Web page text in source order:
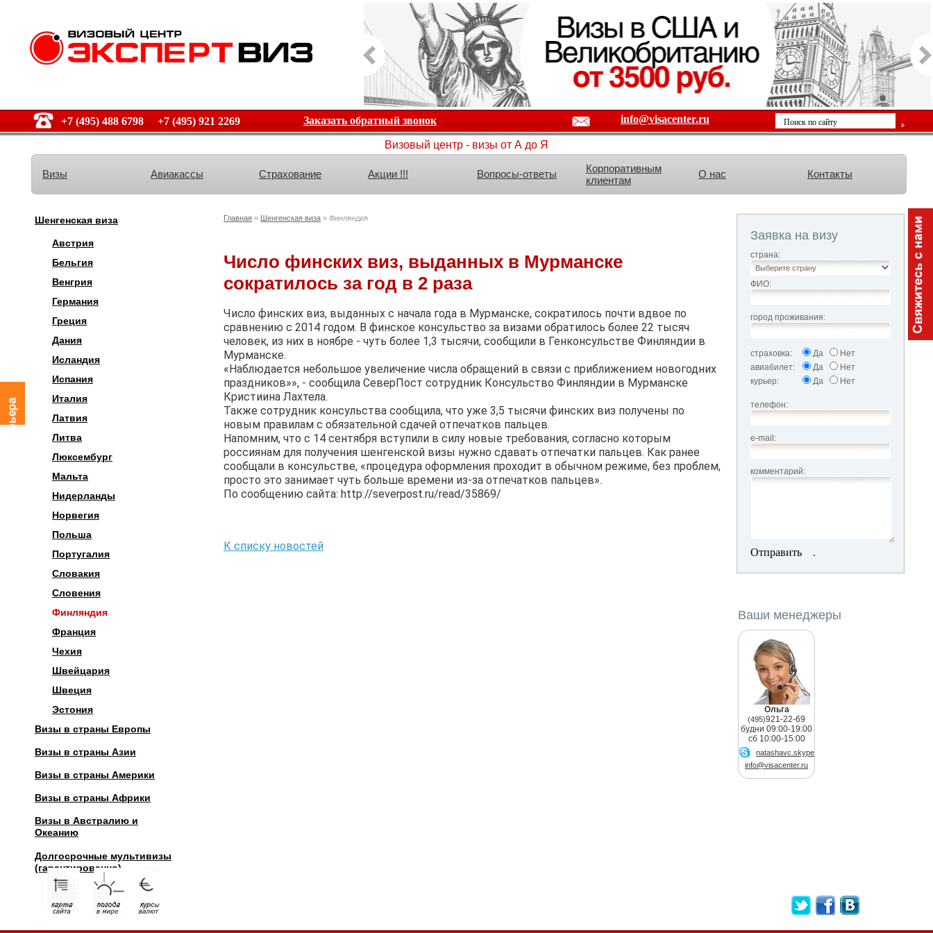
+7 (495) 488 6798 +7 (495) 921 2269 Заказать обратный звонок info@visacenter.ru
Визовый центр - визы от А до Я
Визы Авиакассы Страхование Акции !!! Вопросы-ответы
Корпоративным
клиентам
О нас Контакты
Шенгенская виза
Австрия
Бельгия
Венгрия
Германия
Греция
Дания
Исландия
Испания
Италия
Латвия
Литва
Люксембург
Мальта
Нидерланды
Норвегия
Польша
Португалия
Словакия
Словения
Финляндия
Франция
Чехия
Швейцария
Швеция
Эстония
Визы в страны Европы
Визы в страны Азии
Визы в страны Америки
Визы в страны Африки
Визы в Австралию и
Океанию
Долгосрочные мультивизы
(гарантированно)
Главная » Шенгенская виза » Финляндия
Число финских виз, выданных в Мурманске
сократилось за год в 2 раза
Число финских виз, выданных с начала года в Мурманске, сократилось почти вдвое по
сравнению с 2014 годом. В финское консульство за визами обратилось более 22 тысяч
человек, из них в ноябре - чуть более 1,3 тысячи, сообщили в Генконсульстве Финляндии в
Мурманске.
«Наблюдается небольшое увеличение числа обращений в связи с приближением новогодних
праздников»», - сообщила СеверПост сотрудник Консульство Финляндии в Мурманске
Кристиина Лахтела.
Также сотрудник консульства сообщила, что уже 3,5 тысячи финских виз получены по
новым правилам с обязательной сдачей отпечатков пальцев.
Напомним, что с 14 сентября вступили в силу новые требования, согласно которым
россиянам для получения шенгенской визы нужно сдавать отпечатки пальцев. Как ранее
сообщали в консульстве, «процедура оформления проходит в обычном режиме, без проблем,
просто это занимает чуть больше времени из-за отпечатков пальцев».
По сообщению сайта: http://severpost.ru/read/35869/
К списку новостей
Заявка на визу
страна:
ФИО:
город проживания:
страховка: Да
Нет
авиабилет:
Да
Нет
курьер:
Да Нет
телефон:
e-mail:
комментарий:
Отправить .
Ваши менеджеры
Ольга
(495)921-22-69
будни 09:00-19:00
сб 10:00-15:00
natashavc.skype
info@visacenter.ru